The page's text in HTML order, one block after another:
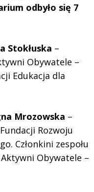
odbyło się 7
Stokłuska –
Obywatele –
Edukacja dla
Mrozowska –
Rozwoju
Członkini zespołu
Obywatele –